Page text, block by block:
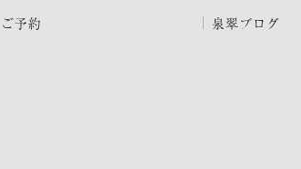
ご予約 泉翠ブログ